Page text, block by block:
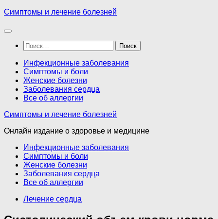
Перейти
содержимому
Симптомы и лечение болезней
Найти:
Инфекционные заболевания
Симптомы и боли
Женские болезни
Заболевания сердца
Все об аллергии
Симптомы и лечение болезней
Онлайн издание о здоровье и медицине
Инфекционные заболевания
Симптомы и боли
Женские болезни
Заболевания сердца
Все об аллергии
Лечение сердца